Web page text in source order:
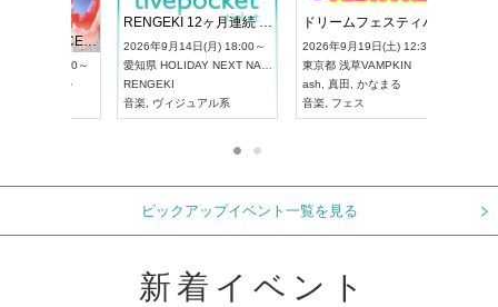
UDO STREET DANCE WORLD CHAMPIONSHIP JAPAN 2026
2026年9月13日(日) 12:30～
アートピアホール
UDO JAPAN
RENGEKI 12ヶ月連続 ONE MAN TOUR「生生流転」‐9月編‐
2026年9月14日(月) 18:00～
愛知県
HOLIDAY NEXT NAGOYA
RENGEKI
ヴィジュアル系
ピックアップイベント一覧を見る
新着イベント